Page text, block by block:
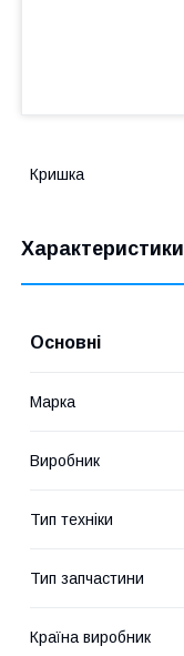
Кришка
Характеристики
Основні
Марка
Виробник
Тип техніки
Тип запчастини
Країна виробник